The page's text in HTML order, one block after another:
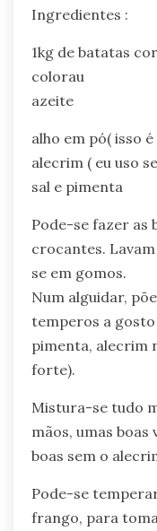
Ingredientes :
1kg de batatas
colorau
azeite
alho em pó( isso
alecrim ( eu uso
sal e pimenta
Pode-se fazer as
crocantes.
se em gomos.
Num alguidar,
temperos a gosto
pimenta, alecrim
forte).
Mistura-se tudo
mãos, umas boas
boas sem o
Pode-se
frango, para